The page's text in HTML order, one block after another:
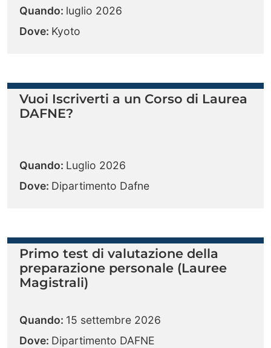
Quando: luglio 2026
Dove: Kyoto
Vuoi Iscriverti a un Corso di Laurea
DAFNE?
Quando: Luglio 2026
Dove: Dipartimento Dafne
Primo test di valutazione della
preparazione personale (Lauree
Magistrali)
Quando: 15 settembre 2026
Dove: Dipartimento DAFNE